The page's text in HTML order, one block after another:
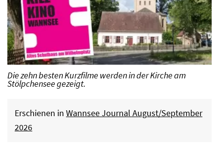
Die zehn besten Kurzfilme werden in der Kirche am
Stölpchensee gezeigt.
Erschienen in Wannsee Journal August/September
2026